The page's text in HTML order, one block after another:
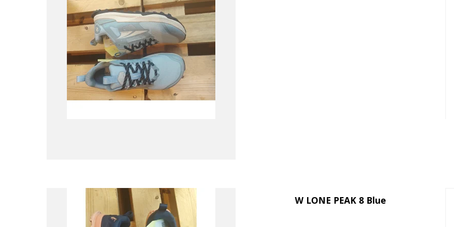
W LONE PEAK 8 Blue